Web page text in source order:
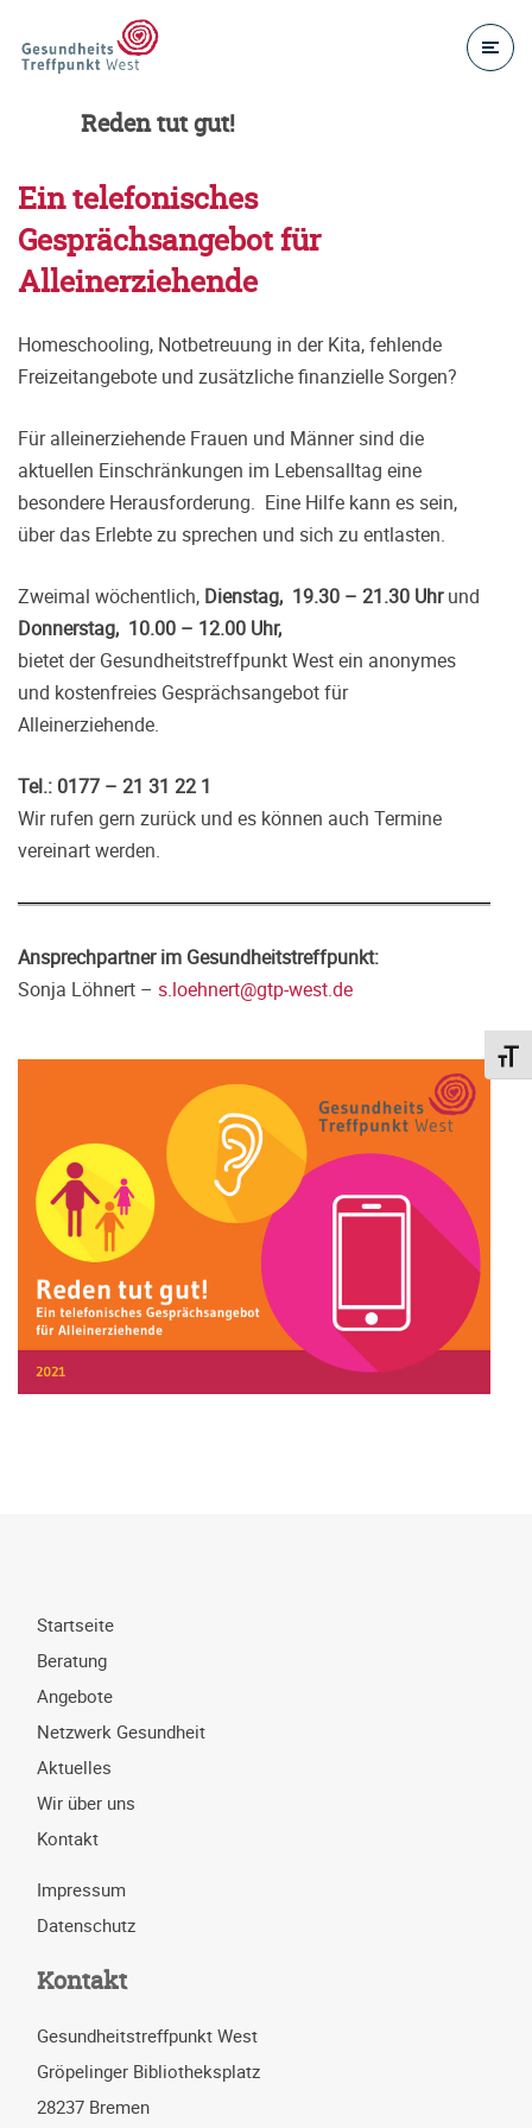
Reden tut gut!
Ein telefonisches
Gesprächsangebot für
Alleinerziehende
Homeschooling, Notbetreuung in der Kita, fehlende
Freizeitangebote und zusätzliche finanzielle Sorgen?
Für alleinerziehende Frauen und Männer sind die
aktuellen Einschränkungen im Lebensalltag eine
besondere Herausforderung. Eine Hilfe kann es sein,
über das Erlebte zu sprechen und sich zu entlasten.
Zweimal wöchentlich, Dienstag, 19.30 – 21.30 Uhrund
Donnerstag, 10.00 – 12.00 Uhr,
bietet der Gesundheitstreffpunkt West ein anonymes
und kostenfreies Gesprächsangebot für
Alleinerziehende.
Tel.: 0177 – 21 31 22 1
Wir rufen gern zurück und es können auch Termine
vereinart werden.
Ansprechpartner im Gesundheitstreffpunkt:
Sonja Löhnert – s.loehnert@gtp-west.de
Startseite
Beratung
Angebote
Netzwerk Gesundheit
Aktuelles
Wir über uns
Kontakt
Impressum
Datenschutz
Kontakt
Gesundheitstreffpunkt West
Gröpelinger Bibliotheksplatz
28237 Bremen